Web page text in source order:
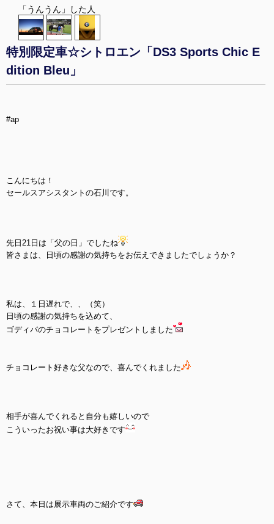
「うんうん」した人
特別限定車☆シトロエン「DS3 Sports Chic E
dition Bleu」
#ap
こんにちは！
セールスアシスタントの石川です。
先日21日は「父の日」でしたね
皆さまは、日頃の感謝の気持ちをお伝えできましたでしょうか？
私は、１日遅れで、、（笑）
日頃の感謝の気持ちを込めて、
ゴディバのチョコレートをプレゼントしました
チョコレート好きな父なので、喜んでくれました
相手が喜んでくれると自分も嬉しいので
こういったお祝い事は大好きです
さて、本日は展示車両のご紹介です